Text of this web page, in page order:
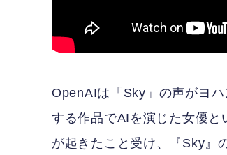
OpenAIは「Sky」の声がヨ
する作品でAIを演じた女優
が起きたこと受け、『Sky』